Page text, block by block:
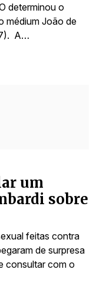
determinou o
médium João de
A…
um
sobre
feitas contra
de surpresa
consultar com o